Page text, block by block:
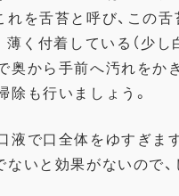
れを舌苔と呼び、この
薄く付着している（少
奥から手前へ汚れをか
も行いましょう。
で口全体をゆすぎま
いと効果がないので